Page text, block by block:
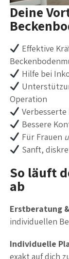
Deine
Effektive
Hilfe bei
Operation
Bessere
Für Frauen
Sanft,
So läuft
ab
Erstberatung
individuellen
Individuelle
exakt auf dich